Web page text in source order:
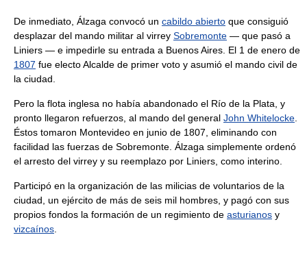
De inmediato, Álzaga convocó un cabildo abierto que consiguió
desplazar del mando militar al virrey Sobremonte — que pasó a
Liniers — e impedirle su entrada a Buenos Aires. El 1 de enero de
1807 fue electo Alcalde de primer voto y asumió el mando civil de
la ciudad.
Pero la flota inglesa no había abandonado el Río de la Plata, y
pronto llegaron refuerzos, al mando del general John Whitelocke
Éstos tomaron Montevideo en junio de 1807, eliminando con
facilidad las fuerzas de Sobremonte. Álzaga simplemente ordenó
el arresto del virrey y su reemplazo por Liniers, como interino.
Participó en la organización de las milicias de voluntarios de la
ciudad, un ejército de más de seis mil hombres, y pagó con sus
propios fondos la formación de un regimiento de asturianos y
vizcaínos